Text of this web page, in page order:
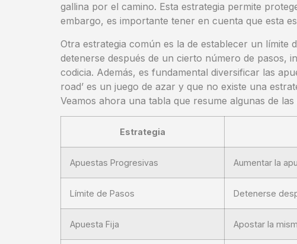
gallina por el camino. Esta estrategia permite
embargo, es importante tener en cuenta que esta
Otra estrategia común es la de establecer un límite
detenerse después de un cierto número de pasos,
codicia. Además, es fundamental diversificar las
road’ es un juego de azar y que no existe una
Veamos ahora una tabla que resume algunas de
Estrategia
Apuestas Progresivas Aumentar la
Límite de Pasos Detenerse
Apuesta Fija Apostar la